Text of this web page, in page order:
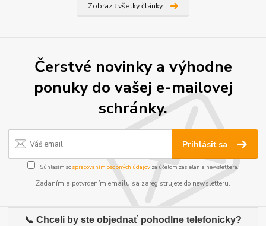
Zobraziť všetky články
Čerstvé novinky a výhodne
ponuky do vašej e-mailovej
schránky.
Prihlásiť sa
Súhlasím sospracovaním osobných údajov za účelom zasielania newslettera.
Zadaním a potvrdením emailu sa zaregistrujete do newsletteru.
📞 Chceli by ste objednať pohodlne telefonicky?